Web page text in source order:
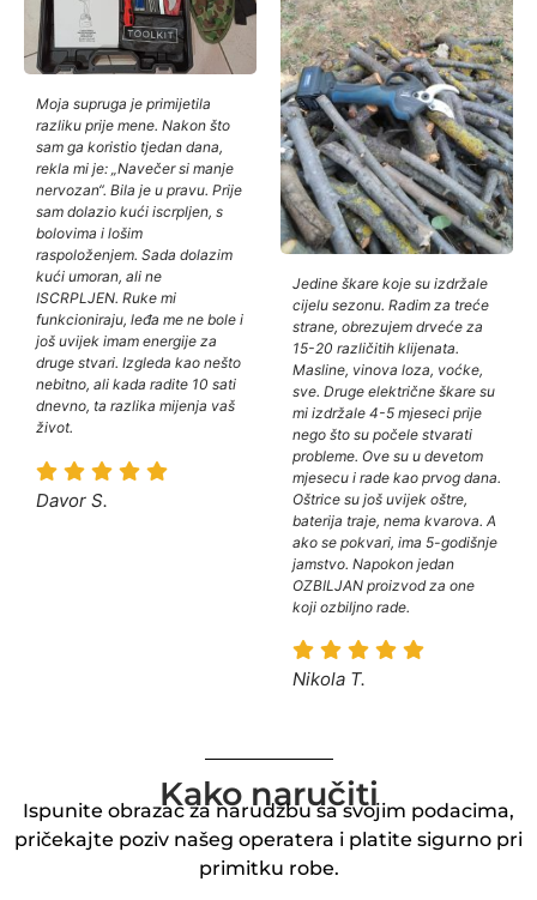
Moja supruga je primijetila
razliku prije mene. Nakon što
sam ga koristio tjedan dana,
rekla mi je: „Navečer si manje
nervozan“. Bila je u pravu. Prije
sam dolazio kući iscrpljen, s
bolovima i lošim
raspoloženjem. Sada dolazim
kući umoran, ali ne
ISCRPLJEN. Ruke mi
funkcioniraju, leđa me ne bole i
još uvijek imam energije za
druge stvari. Izgleda kao nešto
nebitno, ali kada radite 10 sati
dnevno, ta razlika mijenja vaš
život.
Davor S.
Jedine škare koje su izdržale
cijelu sezonu. Radim za treće
strane, obrezujem drveće za
15-20 različitih klijenata.
Masline, vinova loza, voćke,
sve. Druge električne škare su
mi izdržale 4-5 mjeseci prije
nego što su počele stvarati
probleme. Ove su u devetom
mjesecu i rade kao prvog dana.
Oštrice su još uvijek oštre,
baterija traje, nema kvarova. A
ako se pokvari, ima 5-godišnje
jamstvo. Napokon jedan
OZBILJAN proizvod za one
koji ozbiljno rade.
Nikola T.
Kako naručiti
Ispunite obrazac za narudžbu sa svojim podacima,
pričekajte poziv našeg operatera i platite sigurno pri
primitku robe.